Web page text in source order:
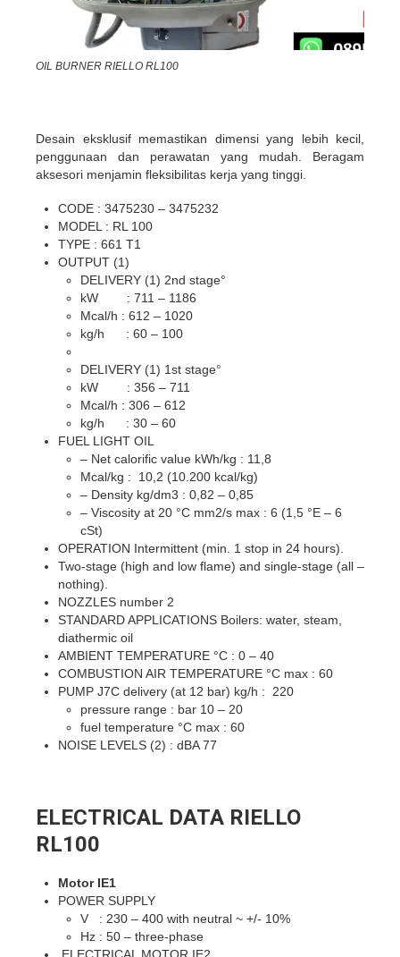
OIL BURNER RIELLO RL100
Desain eksklusif memastikan dimensi yang lebih kecil,
penggunaan dan perawatan yang mudah. Beragam
aksesori menjamin fleksibilitas kerja yang tinggi.
CODE : 3475230 – 3475232
MODEL : RL 100
TYPE : 661 T1
OUTPUT (1)
DELIVERY (1) 2nd stage°
kW : 711 – 1186
Mcal/h : 612 – 1020
kg/h : 60 – 100
DELIVERY (1) 1st stage°
kW : 356 – 711
Mcal/h : 306 – 612
kg/h : 30 – 60
FUEL LIGHT OIL
– Net calorific value kWh/kg : 11,8
Mcal/kg : 10,2 (10.200 kcal/kg)
– Density kg/dm3 : 0,82 – 0,85
– Viscosity at 20 °C mm2/s max : 6 (1,5 °E – 6
cSt)
OPERATION Intermittent (min. 1 stop in 24 hours).
Two-stage (high and low flame) and single-stage (all –
nothing).
NOZZLES number 2
STANDARD APPLICATIONS Boilers: water, steam,
diathermic oil
AMBIENT TEMPERATURE °C : 0 – 40
COMBUSTION AIR TEMPERATURE °C max : 60
PUMP J7C delivery (at 12 bar) kg/h : 220
pressure range : bar 10 – 20
fuel temperature °C max : 60
NOISE LEVELS (2) : dBA 77
ELECTRICAL DATA RIELLO
RL100
Motor IE1
POWER SUPPLY
V : 230 – 400 with neutral ~ +/- 10%
Hz : 50 – three-phase
ELECTRICAL MOTOR IE2